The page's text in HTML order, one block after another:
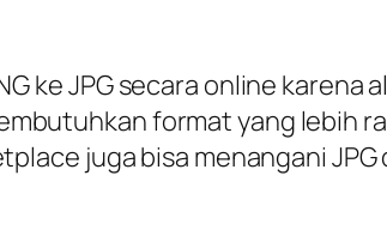
ke JPG secara online karena
format yang lebih
juga bisa menangani